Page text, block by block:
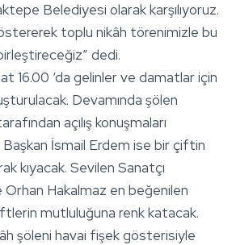
Belediyesi olarak karşılıyoruz.
toplu nikâh törenimizle bu
dedi.
16.00 ‘da gelinler ve damatlar için
Devamında şölen
açılış konuşmaları
İsmail Erdem ise bir çiftin
kıyacak. Sevilen Sanatçı
Hakalmaz en beğenilen
mutluluğuna renk katacak.
şöleni havai fişek gösterisiyle